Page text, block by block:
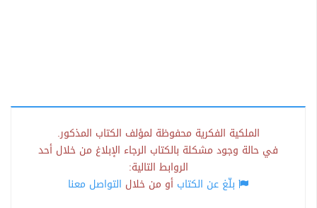
الملكية الفكرية محفوظة لمؤلف الكتاب المذكور.
في حالة وجود مشكلة بالكتاب الرجاء الإبلاغ من خلال أحد
الروابط التالية:
بلّغ عن الكتاب أو من خلال التواصل معنا